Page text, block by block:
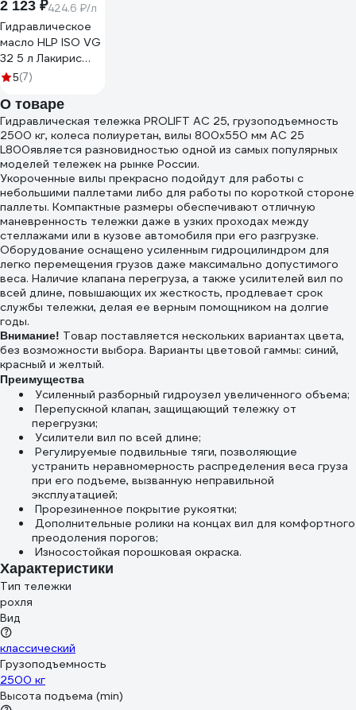
2 123 ₽424.6 ₽/л
Гидравлическое
масло HLP ISO VG
32 5 л Лакирис
55564529
5(7)
О товаре
Гидравлическая тележка PROLIFT AC 25, грузоподъемность
2500 кг, колеса полиуретан, вилы 800x550 мм AC 25
L800является разновидностью одной из самых популярных
моделей тележек на рынке России.
Укороченные вилы прекрасно подойдут для работы с
небольшими паллетами либо для работы по короткой стороне
паллеты. Компактные размеры обеспечивают отличную
маневренность тележки даже в узких проходах между
стеллажами или в кузове автомобиля при его разгрузке.
Оборудование оснащено усиленным гидроцилиндром для
легко перемещения грузов даже максимально допустимого
веса. Наличие клапана перегруза, а также усилителей вил по
всей длине, повышающих их жесткость, продлевает срок
службы тележки, делая ее верным помощником на долгие
годы.
Внимание! Товар поставляется нескольких вариантах цвета,
без возможности выбора. Варианты цветовой гаммы: синий,
красный и желтый.
Преимущества
Усиленный разборный гидроузел увеличенного объема;
Перепускной клапан, защищающий тележку от
перегрузки;
Усилители вил по всей длине;
Регулируемые подвильные тяги, позволяющие
устранить неравномерность распределения веса груза
при его подъеме, вызванную неправильной
эксплуатацией;
Прорезиненное покрытие рукоятки;
Дополнительные ролики на концах вил для комфортного
преодоления порогов;
Износостойкая порошковая окраска.
Характеристики
Тип тележки
рохля
Вид
классический
Грузоподъемность
2500 кг
Высота подъема (min)